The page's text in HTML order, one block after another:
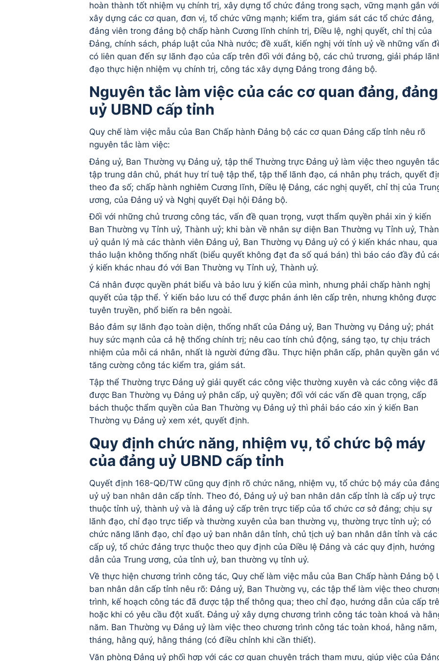
hoàn thành tốt nhiệm vụ chính trị, xây dựng tổ chức đảng trong sạch, vững mạnh gắn với
xây dựng các cơ quan, đơn vị, tổ chức vững mạnh; kiểm tra, giám sát các tổ chức đảng,
đảng viên trong đảng bộ chấp hành Cương lĩnh chính trị, Điều lệ, nghị quyết, chỉ thị của
Đảng, chính sách, pháp luật của Nhà nước; đề xuất, kiến nghị với tỉnh uỷ về những vấn
có liên quan đến sự lãnh đạo của cấp trên đối với đảng bộ, các chủ trương, giải pháp
đạo thực hiện nhiệm vụ chính trị, công tác xây dựng Đảng trong đảng bộ.
Nguyên tắc làm việc của các cơ quan đảng, đảng
uỷ UBND cấp tỉnh
Quy chế làm việc mẫu của Ban Chấp hành Đảng bộ các cơ quan Đảng cấp tỉnh nêu rõ
nguyên tắc làm việc:
Đảng uỷ, Ban Thường vụ Đảng uỷ, tập thể Thường trực Đảng uỷ làm việc theo nguyên tắc
tập trung dân chủ, phát huy trí tuệ tập thể, tập thể lãnh đạo, cá nhân phụ trách, quyết
theo đa số; chấp hành nghiêm Cương lĩnh, Điều lệ Đảng, các nghị quyết, chỉ thị của
ương, của Đảng uỷ và Nghị quyết Đại hội Đảng bộ.
Đối với những chủ trương công tác, vấn đề quan trọng, vượt thẩm quyền phải xin ý kiến
Ban Thường vụ Tỉnh uỷ, Thành uỷ; khi bàn về nhân sự diện Ban Thường vụ Tỉnh uỷ,
uỷ quản lý mà các thành viên Đảng uỷ, Ban Thường vụ Đảng uỷ có ý kiến khác nhau, qua
thảo luận không thống nhất (biểu quyết không đạt đa số quá bán) thì báo cáo đầy đủ
ý kiến khác nhau đó với Ban Thường vụ Tỉnh uỷ, Thành uỷ.
Cá nhân được quyền phát biểu và bảo lưu ý kiến của mình, nhưng phải chấp hành nghị
quyết của tập thể. Ý kiến bảo lưu có thể được phản ánh lên cấp trên, nhưng không được
tuyên truyền, phổ biến ra bên ngoài.
Bảo đảm sự lãnh đạo toàn diện, thống nhất của Đảng uỷ, Ban Thường vụ Đảng uỷ; phát
huy sức mạnh của cả hệ thống chính trị; nêu cao tính chủ động, sáng tạo, tự chịu trách
nhiệm của mỗi cá nhân, nhất là người đứng đầu. Thực hiện phân cấp, phân quyền gắn
tăng cường công tác kiểm tra, giám sát.
Tập thể Thường trực Đảng uỷ giải quyết các công việc thường xuyên và các công việc đã
được Ban Thường vụ Đảng uỷ phân cấp, uỷ quyền; đối với các vấn đề quan trọng, cấp
bách thuộc thẩm quyền của Ban Thường vụ Đảng uỷ thì phải báo cáo xin ý kiến Ban
Thường vụ Đảng uỷ xem xét, quyết định.
Quy định chức năng, nhiệm vụ, tổ chức bộ máy
của đảng uỷ UBND cấp tỉnh
Quyết định 168-QĐ/TW cũng quy định rõ chức năng, nhiệm vụ, tổ chức bộ máy của đảng
uỷ uỷ ban nhân dân cấp tỉnh. Theo đó, Đảng uỷ uỷ ban nhân dân cấp tỉnh là cấp uỷ trực
thuộc tỉnh uỷ, thành uỷ và là đảng uỷ cấp trên trực tiếp của tổ chức cơ sở đảng; chịu sự
lãnh đạo, chỉ đạo trực tiếp và thường xuyên của ban thường vụ, thường trực tỉnh uỷ; có
chức năng lãnh đạo, chỉ đạo uỷ ban nhân dân tỉnh, chủ tịch uỷ ban nhân dân tỉnh và các
cấp uỷ, tổ chức đảng trực thuộc theo quy định của Điều lệ Đảng và các quy định, hướng
dẫn của Trung ương, của tỉnh uỷ, ban thường vụ tỉnh uỷ.
Về thực hiện chương trình công tác, Quy chế làm việc mẫu của Ban Chấp hành Đảng bộ
ban nhân dân cấp tỉnh nêu rõ: Đảng uỷ, Ban Thường vụ, các tập thể làm việc theo
trình, kế hoạch công tác đã được tập thể thông qua; theo chỉ đạo, hướng dẫn của cấp
hoặc khi có yêu cầu đột xuất. Đảng uỷ xây dựng chương trình công tác toàn khoá và
năm. Ban Thường vụ Đảng uỷ làm việc theo chương trình công tác toàn khoá, hằng năm,
tháng, hằng quý, hằng tháng (có điều chỉnh khi cần thiết).
Văn phòng Đảng uỷ phối hợp với các cơ quan chuyên trách tham mưu, giúp việc của